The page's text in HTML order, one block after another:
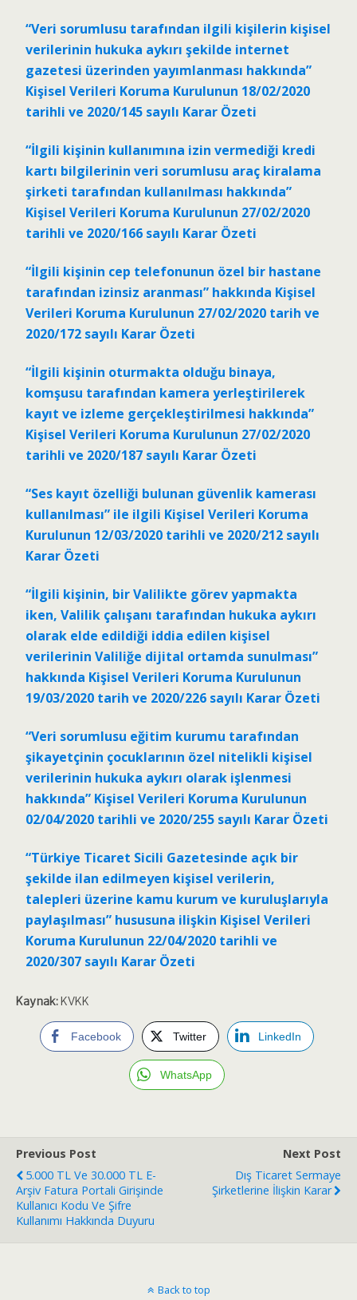
“Veri sorumlusu tarafından ilgili kişilerin kişisel
verilerinin hukuka aykırı şekilde internet
gazetesi üzerinden yayımlanması hakkında”
Kişisel Verileri Koruma Kurulunun 18/02/2020
tarihli ve 2020/145 sayılı Karar Özeti
“İlgili kişinin kullanımına izin vermediği kredi
kartı bilgilerinin veri sorumlusu araç kiralama
şirketi tarafından kullanılması hakkında”
Kişisel Verileri Koruma Kurulunun 27/02/2020
tarihli ve 2020/166 sayılı Karar Özeti
“İlgili kişinin cep telefonunun özel bir hastane
tarafından izinsiz aranması” hakkında Kişisel
Verileri Koruma Kurulunun 27/02/2020 tarih ve
2020/172 sayılı Karar Özeti
“İlgili kişinin oturmakta olduğu binaya,
komşusu tarafından kamera yerleştirilerek
kayıt ve izleme gerçekleştirilmesi hakkında”
Kişisel Verileri Koruma Kurulunun 27/02/2020
tarihli ve 2020/187 sayılı Karar Özeti
“Ses kayıt özelliği bulunan güvenlik kamerası
kullanılması” ile ilgili Kişisel Verileri Koruma
Kurulunun 12/03/2020 tarihli ve 2020/212 sayılı
Karar Özeti
“İlgili kişinin, bir Valilikte görev yapmakta
iken, Valilik çalışanı tarafından hukuka aykırı
olarak elde edildiği iddia edilen kişisel
verilerinin Valiliğe dijital ortamda sunulması”
hakkında Kişisel Verileri Koruma Kurulunun
19/03/2020 tarih ve 2020/226 sayılı Karar Özeti
“Veri sorumlusu eğitim kurumu tarafından
şikayetçinin çocuklarının özel nitelikli kişisel
verilerinin hukuka aykırı olarak işlenmesi
hakkında” Kişisel Verileri Koruma Kurulunun
02/04/2020 tarihli ve 2020/255 sayılı Karar Özeti
“Türkiye Ticaret Sicili Gazetesinde açık bir
şekilde ilan edilmeyen kişisel verilerin,
talepleri üzerine kamu kurum ve kuruluşlarıyla
paylaşılması” hususuna ilişkin Kişisel Verileri
Koruma Kurulunun 22/04/2020 tarihli ve
2020/307 sayılı Karar Özeti
Kaynak:KVKK
Facebook Twitter LinkedIn
WhatsApp
Previous Post
5.000 TL Ve 30.000 TL E-
Arşiv Fatura Portali Girişinde
Kullanıcı Kodu Ve Şifre
Kullanımı Hakkında Duyuru
Next Post
Dış Ticaret Sermaye
Şirketlerine İlişkin Karar
Back to top